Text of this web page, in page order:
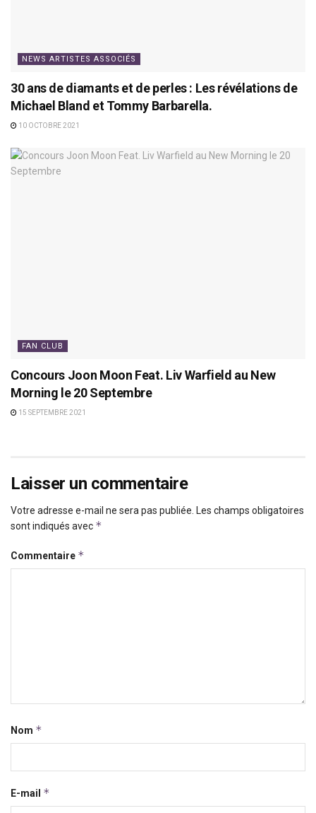
NEWS ARTISTES ASSOCIÉS
30 ans de diamants et de perles : Les révélations de
Michael Bland et Tommy Barbarella.
10 OCTOBRE 2021
FAN CLUB
Concours Joon Moon Feat. Liv Warfield au New
Morning le 20 Septembre
15 SEPTEMBRE 2021
Laisser un commentaire
Votre adresse e-mail ne sera pas publiée. Les champs obligatoires
sont indiqués avec *
Commentaire *
Nom *
E-mail *